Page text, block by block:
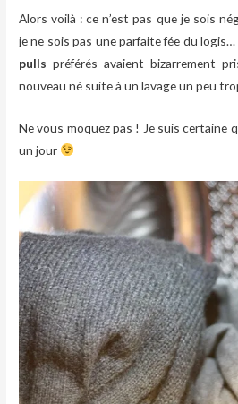
Alors voilà : ce n’est pas que je sois
je ne sois pas une parfaite fée du
pulls préférés avaient bizarrement
nouveau né suite à un lavage un peu
Ne vous moquez pas ! Je suis certaine
un jour